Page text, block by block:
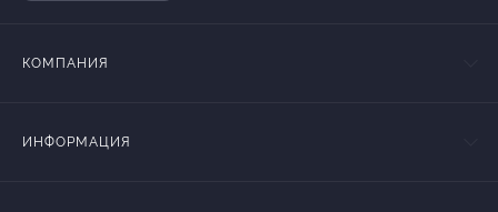
КОМПАНИЯ
ИНФОРМАЦИЯ